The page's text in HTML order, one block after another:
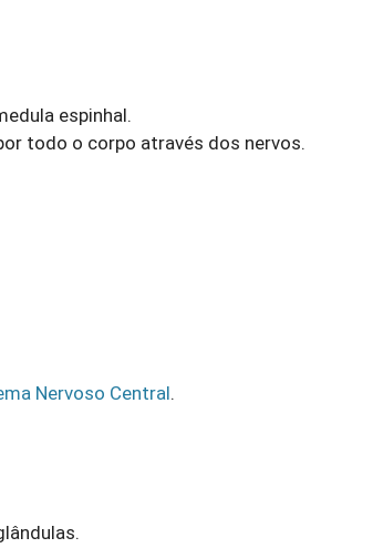
espinhal.
todo o corpo através dos nervos.
Nervoso Central.